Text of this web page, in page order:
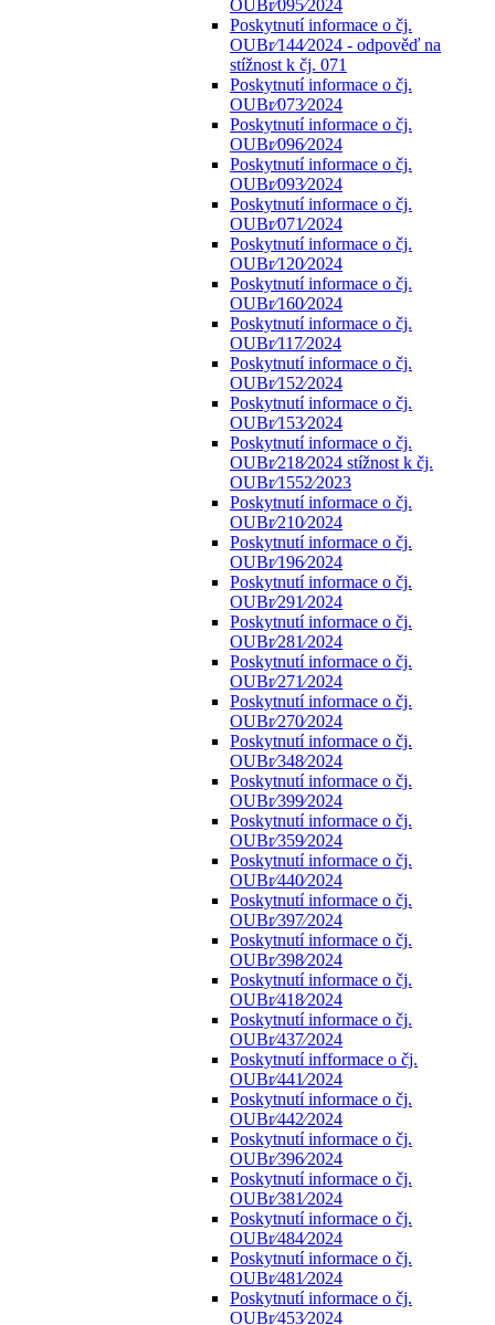
OUBr⁄095⁄2024
Poskytnutí informace o čj.
OUBr⁄144⁄2024 - odpověď na
stížnost k čj. 071
Poskytnutí informace o čj.
OUBr⁄073⁄2024
Poskytnutí informace o čj.
OUBr⁄096⁄2024
Poskytnutí informace o čj.
OUBr⁄093⁄2024
Poskytnutí informace o čj.
OUBr⁄071⁄2024
Poskytnutí informace o čj.
OUBr⁄120⁄2024
Poskytnutí informace o čj.
OUBr⁄160⁄2024
Poskytnutí informace o čj.
OUBr⁄117⁄2024
Poskytnutí informace o čj.
OUBr⁄152⁄2024
Poskytnutí informace o čj.
OUBr⁄153⁄2024
Poskytnutí informace o čj.
OUBr⁄218⁄2024 stížnost k čj.
OUBr⁄1552⁄2023
Poskytnutí informace o čj.
OUBr⁄210⁄2024
Poskytnutí informace o čj.
OUBr⁄196⁄2024
Poskytnutí informace o čj.
OUBr⁄291⁄2024
Poskytnutí informace o čj.
OUBr⁄281⁄2024
Poskytnutí informace o čj.
OUBr⁄271⁄2024
Poskytnutí informace o čj.
OUBr⁄270⁄2024
Poskytnutí informace o čj.
OUBr⁄348⁄2024
Poskytnutí informace o čj.
OUBr⁄399⁄2024
Poskytnutí informace o čj.
OUBr⁄359⁄2024
Poskytnutí informace o čj.
OUBr⁄440⁄2024
Poskytnutí informace o čj.
OUBr⁄397⁄2024
Poskytnutí informace o čj.
OUBr⁄398⁄2024
Poskytnutí informace o čj.
OUBr⁄418⁄2024
Poskytnutí informace o čj.
OUBr⁄437⁄2024
Poskytnutí infformace o čj.
OUBr⁄441⁄2024
Poskytnutí informace o čj.
OUBr⁄442⁄2024
Poskytnutí informace o čj.
OUBr⁄396⁄2024
Poskytnutí informace o čj.
OUBr⁄381⁄2024
Poskytnutí informace o čj.
OUBr⁄484⁄2024
Poskytnutí informace o čj.
OUBr⁄481⁄2024
Poskytnutí informace o čj.
OUBr⁄453⁄2024